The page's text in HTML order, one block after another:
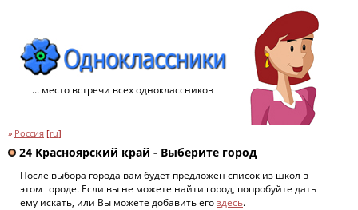
... место встречи всех одноклассников
» Россия [ru]
24 Красноярский край - Выберите город
После выбора города вам будет предложен список из школ в
этом городе. Если вы не можете найти город, попробуйте дать
ему искать, или Вы можете добавить егоздесь.